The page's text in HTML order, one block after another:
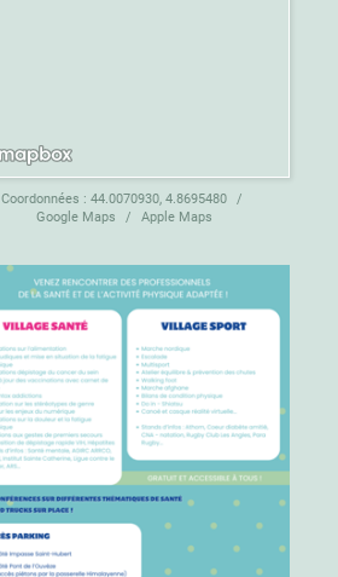
Coordonnées : 44.0070930, 4.8695480
Google Maps
Apple Maps